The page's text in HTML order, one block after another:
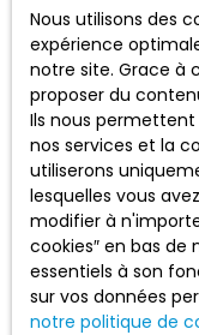
Nous utilisons des
expérience
notre site. Grace à
proposer du
Ils nous
nos services et la
utiliserons
lesquelles vous
modifier à
cookies″ en bas de
essentiels à son
sur vos données
notre politique de